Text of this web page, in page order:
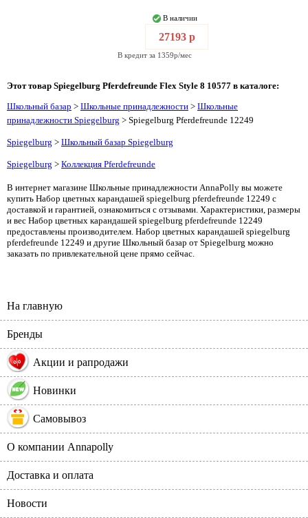
В наличии
27193 р
В кредит за 1359р/мес
Этот товар Spiegelburg Pferdefreunde Flex Style 8 10577 в каталоге:
Школьный базар > Школьные принадлежности > Школьные
принадлежности Spiegelburg > Spiegelburg Pferdefreunde 12249
Spiegelburg > Школьный базар Spiegelburg
Spiegelburg > Коллекция Pferdefreunde
В интернет магазине Школьные принадлежности AnnaPolly вы можете
купить Набор цветных карандашей spiegelburg pferdefreunde 12249 с
доставкой и гарантией, ознакомиться с отзывами. Характеристики, размеры
и вес Набор цветных карандашей spiegelburg pferdefreunde 12249
предоставлены производителем. Набор цветных карандашей spiegelburg
pferdefreunde 12249 и другие Школьный базар от Spiegelburg можно
заказать по привлекательной цене прямо сейчас.
На главную
Бренды
% Акции и рапродажи
Новинки
Самовывоз
О компании Annapolly
Доставка и оплата
Новости